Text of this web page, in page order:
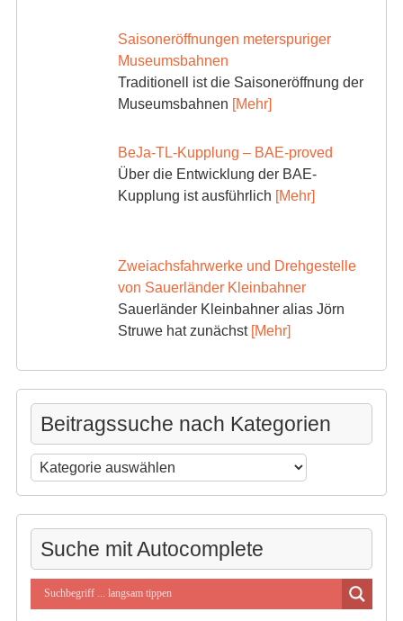
Saisoneröffnungen meterspuriger
Museumsbahnen
Traditionell ist die Saisoneröffnung der
Museumsbahnen [Mehr]
BeJa-TL-Kupplung – BAE-proved
Über die Entwicklung der BAE-
Kupplung ist ausführlich [Mehr]
Zweiachsfahrwerke und Drehgestelle
von Sauerländer Kleinbahner
Sauerländer Kleinbahner alias Jörn
Struwe hat zunächst [Mehr]
Beitragssuche nach Kategorien
Beitragssuche
nach
Suche mit Autocomplete